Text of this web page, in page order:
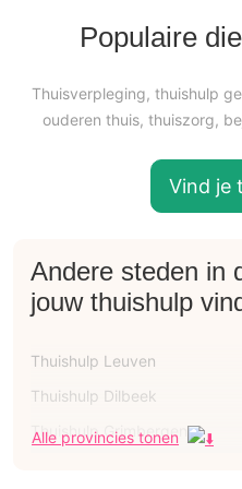
Populaire
Thuisverpleging, thuishulp
ouderen thuis, thuiszorg,
Vind je
Andere steden in
jouw thuishulp
Thuishulp Leuven
Thuishulp Dilbeek
Thuishulp Grimbergen
Alle provincies tonen